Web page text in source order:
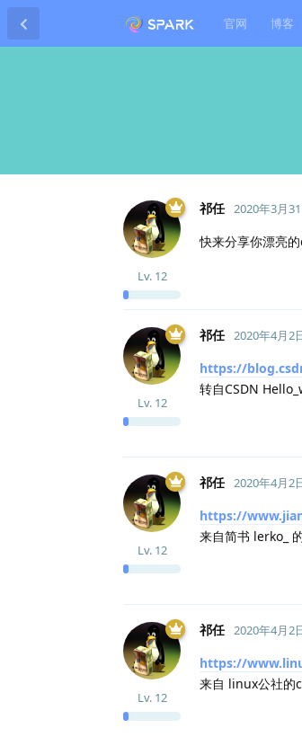
官网 博客
祁任
Lv. 12
2020年3月
快来分享你漂亮
祁任
Lv. 12
2020年4月2
https://
转自CSDN
祁任
Lv. 12
2020年4月2
https://
来自简书 lerko_
祁任
Lv. 12
2020年4月2
https://
来自 linux公社的